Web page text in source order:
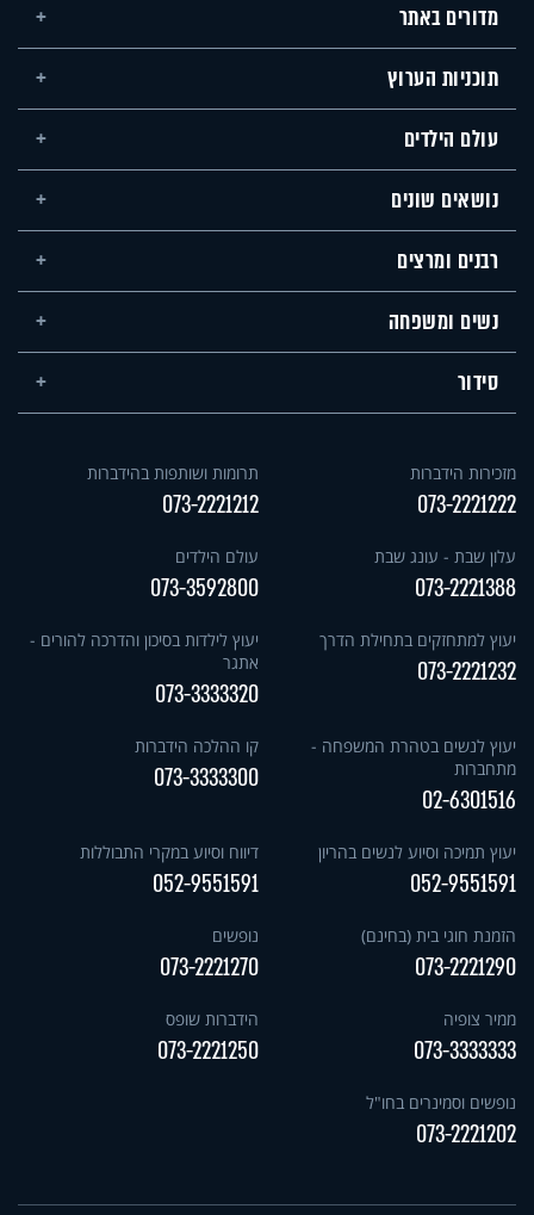
מדורים באתר
תוכניות הערוץ
עולם הילדים
נושאים שונים
רבנים ומרצים
נשים ומשפחה
סידור
מזכירות הידברות
073-2221222
תרומות ושותפות בהידברות
073-2221212
עלון שבת - עונג שבת
073-2221388
עולם הילדים
073-3592800
יעוץ למתחזקים בתחילת הדרך
073-2221232
יעוץ לילדות בסיכון והדרכה להורים -
אתגר
073-3333320
יעוץ לנשים בטהרת המשפחה -
מתחברות
02-6301516
קו ההלכה הידברות
073-3333300
יעוץ תמיכה וסיוע לנשים בהריון
052-9551591
דיווח וסיוע במקרי התבוללות
052-9551591
הזמנת חוגי בית (בחינם)
073-2221290
נופשים
073-2221270
ממיר צופיה
073-3333333
הידברות שופס
073-2221250
נופשים וסמינרים בחו"ל
073-2221202